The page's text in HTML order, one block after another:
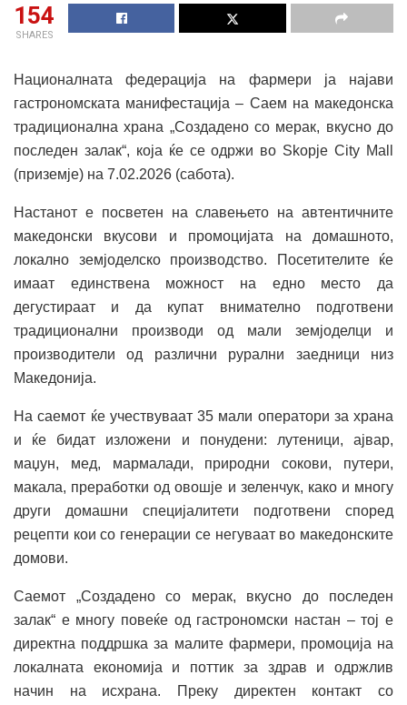
154
SHARES
Националната федерација на фармери ја најави
гастрономската манифестација – Саем на македонска
традиционална храна „Создадено со мерак, вкусно до
последен залак“, која ќе се одржи во Skopje City Mall
(приземје) на 7.02.2026 (сабота).
Настанот е посветен на славењето на автентичните
македонски вкусови и промоцијата на домашното,
локално земјоделско производство. Посетителите ќе
имаат единствена можност на едно место да
дегустираат и да купат внимателно подготвени
традиционални производи од мали земјоделци и
производители од различни рурални заедници низ
Македонија.
На саемот ќе учествуваат 35 мали оператори за храна
и ќе бидат изложени и понудени: лутеници, ајвар,
маџун, мед, мармалади, природни сокови, путери,
макала, преработки од овошје и зеленчук, како и многу
други домашни специјалитети подготвени според
рецепти кои со генерации се негуваат во македонските
домови.
Саемот „Создадено со мерак, вкусно до последен
залак“ е многу повеќе од гастрономски настан – тој е
директна поддршка за малите фармери, промоција на
локалната економија и поттик за здрав и одржлив
начин на исхрана. Преку директен контакт со